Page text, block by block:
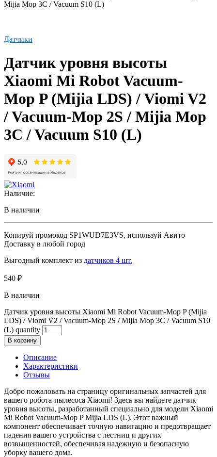
Mijia Mop 3C / Vacuum S10 (L)
Датчики
Датчик уровня высоты
Xiaomi Mi Robot Vacuum-
Mop P (Mijia LDS) / Viomi V2
/ Vacuum-Mop 2S / Mijia Mop
3C / Vacuum S10 (L)
Наличие:
В наличии
Копируй промокод SP1WUD7E3VS, используй Авито
Доставку в любой город
Выгодный комплект из датчиков 4 шт.
540 ₽
В наличии
Датчик уровня высоты Xiaomi Mi Robot Vacuum-Mop P (Mijia
LDS) / Viomi V2 / Vacuum-Mop 2S / Mijia Mop 3C / Vacuum S10
(L) quantity
В корзину
Описание
Характеристики
Отзывы
Добро пожаловать на страницу оригинальных запчастей для
вашего робота-пылесоса Xiaomi! Здесь вы найдете датчик
уровня высоты, разработанный специально для модели Xiaomi
Mi Robot Vacuum-Mop P Mijia LDS (L). Этот важный
компонент обеспечивает точную навигацию и предотвращает
падения вашего устройства с лестниц и других
возвышенностей, обеспечивая надежную и безопасную
уборку вашего дома.